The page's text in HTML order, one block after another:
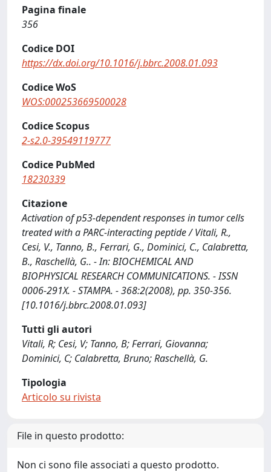
Pagina finale
356
Codice DOI
https://dx.doi.org/10.1016/j.bbrc.2008.01.093
Codice WoS
WOS:000253669500028
Codice Scopus
2-s2.0-39549119777
Codice PubMed
18230339
Citazione
Activation of p53-dependent responses in tumor cells
treated with a PARC-interacting peptide / Vitali, R.,
Cesi, V., Tanno, B., Ferrari, G., Dominici, C., Calabretta,
B., Raschellà, G.. - In: BIOCHEMICAL AND
BIOPHYSICAL RESEARCH COMMUNICATIONS. - ISSN
0006-291X. - STAMPA. - 368:2(2008), pp. 350-356.
[10.1016/j.bbrc.2008.01.093]
Tutti gli autori
Vitali, R; Cesi, V; Tanno, B; Ferrari, Giovanna;
Dominici, C; Calabretta, Bruno; Raschellà, G.
Tipologia
Articolo su rivista
File in questo prodotto:
Non ci sono file associati a questo prodotto.